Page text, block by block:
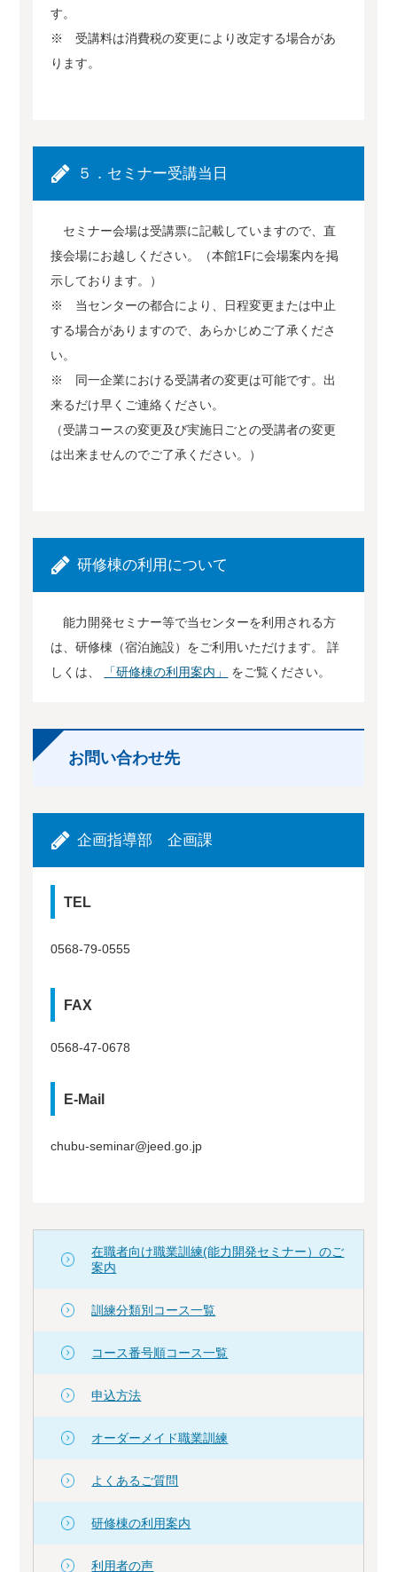
す。
※ 受講料は消費税の変更により改定する場合があ
ります。
５．セミナー受講当日
セミナー会場は受講票に記載していますので、直
接会場にお越しください。（本館1Fに会場案内を掲
示しております。）
※ 当センターの都合により、日程変更または中止
する場合がありますので、あらかじめご了承くださ
い。
※ 同一企業における受講者の変更は可能です。出
来るだけ早くご連絡ください。
（受講コースの変更及び実施日ごとの受講者の変更
は出来ませんのでご了承ください。）
研修棟の利用について
能力開発セミナー等で当センターを利用される方
は、研修棟（宿泊施設）をご利用いただけます。 詳
しくは、
「研修棟の利用案内」 をご覧ください。
お問い合わせ先
企画指導部 企画課
TEL
0568-79-0555
FAX
0568-47-0678
E-Mail
chubu-seminar@jeed.go.jp
在職者向け職業訓練(能力開発セミナー）のご
案内
訓練分類別コース一覧
コース番号順コース一覧
申込方法
オーダーメイド職業訓練
よくあるご質問
研修棟の利用案内
利用者の声